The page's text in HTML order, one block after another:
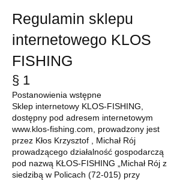
Regulamin sklepu
internetowego KLOS
FISHING
§ 1
Postanowienia wstępne
Sklep internetowy KLOS-FISHING,
dostępny pod adresem internetowym
www.klos-fishing.com , prowadzony jest
przez Kłos Krzysztof , Michał Rój
prowadzącego działalność gospodarczą
pod nazwą KŁOS-FISHING „Michał Rój z
siedzibą w Policach (72-015) przy